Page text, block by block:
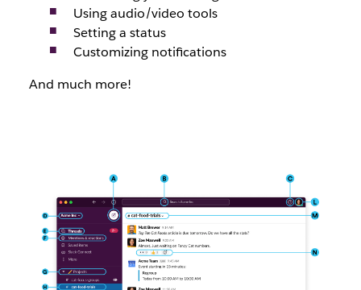
Using audio/video tools
Setting a status
Customizing notifications
And much more!